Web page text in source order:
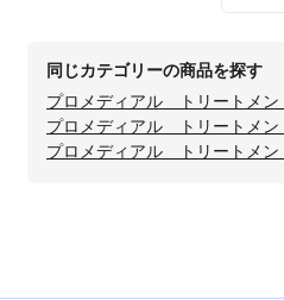
同じカテゴリーの商品を探す
プロメディアル トリートメン
プロメディアル トリートメン
プロメディアル トリートメン